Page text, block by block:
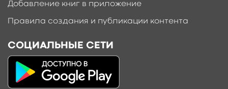
Добавление книг в приложение
Правила создания и публикации контента
СОЦИАЛЬНЫЕ СЕТИ